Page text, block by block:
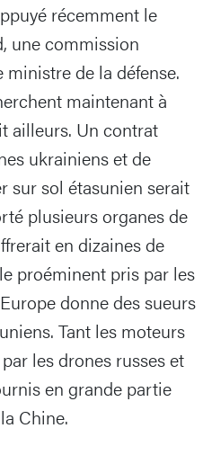
récemment le
une commission
de la défense.
maintenant à
ailleurs. Un contrat
ukrainiens et de
sur sol étasunien serait
plusieurs organes de
en dizaines de
proéminent pris par les
donne des sueurs
Tant les moteurs
les drones russes et
en grande partie
Chine.